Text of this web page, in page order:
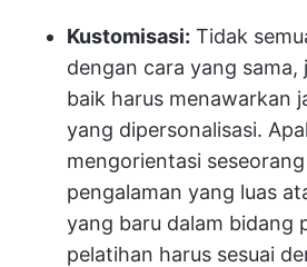
Kustomisasi: Tidak
dengan cara yang
baik harus menawarkan
yang dipersonalisasi.
mengorientasi
pengalaman yang luas
yang baru dalam bidang
pelatihan harus sesuai